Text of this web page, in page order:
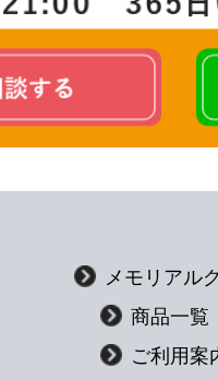
メモリアル
商品一覧
ご利用案